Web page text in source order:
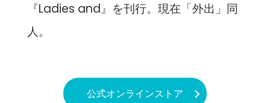
『Ladies and』を刊行。現在「外出」同
人。
公式オンラインストア